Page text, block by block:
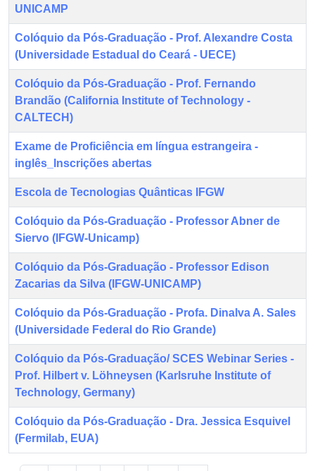
UNICAMP
Colóquio da Pós-Graduação - Prof. Alexandre Costa
(Universidade Estadual do Ceará - UECE)
Colóquio da Pós-Graduação - Prof. Fernando
Brandão (California Institute of Technology -
CALTECH)
Exame de Proficiência em língua estrangeira -
inglês_Inscrições abertas
Escola de Tecnologias Quânticas IFGW
Colóquio da Pós-Graduação - Professor Abner de
Siervo (IFGW-Unicamp)
Colóquio da Pós-Graduação - Professor Edison
Zacarias da Silva (IFGW-UNICAMP)
Colóquio da Pós-Graduação - Profa. Dinalva A. Sales
(Universidade Federal do Rio Grande)
Colóquio da Pós-Graduação/ SCES Webinar Series -
Prof. Hilbert v. Löhneysen (Karlsruhe Institute of
Technology, Germany)
Colóquio da Pós-Graduação - Dra. Jessica Esquivel
(Fermilab, EUA)